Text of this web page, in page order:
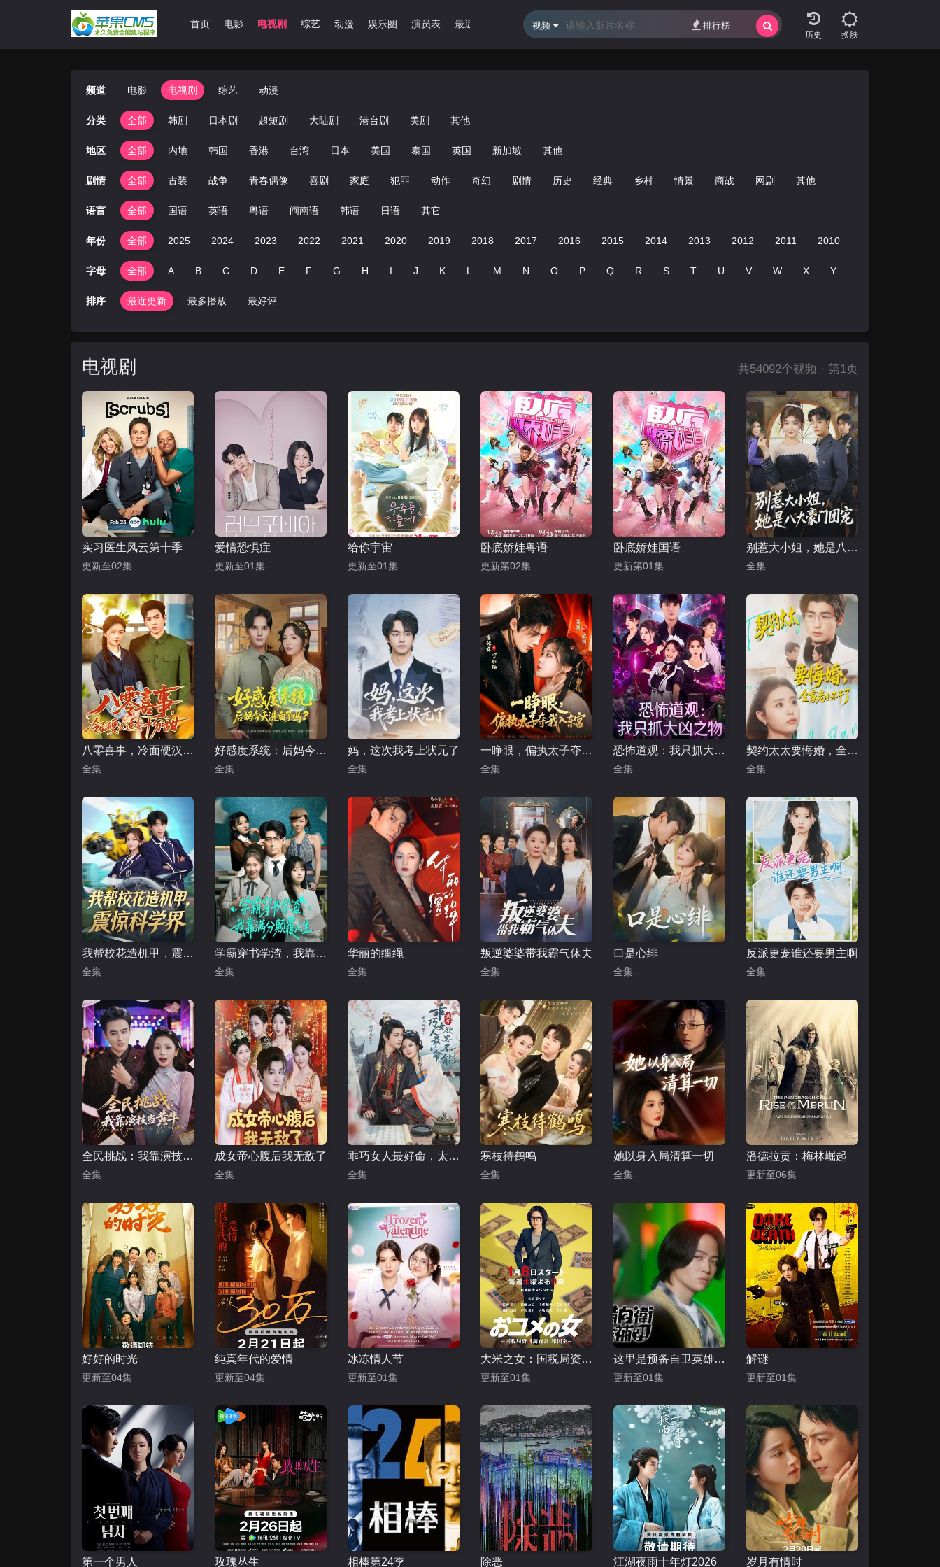
首页 电影 电视剧 综艺 动漫 娱乐圈 演员表 最近更新 排行榜
换肤
视频 排行榜
频道 电影 电视剧 综艺 动漫
分类 全部 韩剧 日本剧 超短剧 大陆剧 港台剧 美剧 其他
地区 全部 内地 韩国 香港 台湾 日本 美国 泰国 英国 新加坡 其他
剧情 全部 古装 战争 青春偶像 喜剧 家庭 犯罪 动作 奇幻 剧情 历史 经典 乡村 情景 商战 网剧 其他
语言 全部 国语 英语 粤语 闽南语 韩语 日语 其它
年份 全部 2025 2024 2023 2022 2021 2020 2019 2018 2017 2016 2015 2014 2013 2012 2011 2010
字母 全部 A B C D E F G H I J K L M N O P Q R S T U V W X Y
排序 最近更新 最多播放 最好评
电视剧 共54092个视频 · 第1页
实习医生风云第十季
更新至02集
爱情恐惧症
更新至01集
给你宇宙
更新至01集
卧底娇娃粤语
更新第02集
卧底娇娃国语
更新第01集
别惹大小姐，她是八大豪门团宠
全集
八零喜事，冷面硬汉追妻十分甜
全集
好感度系统：后妈今天洗白了吗
全集
妈，这次我考上状元了
全集
一睁眼，偏执太子夺我入东宫
全集
恐怖道观：我只抓大凶之物
全集
契约太太要悔婚，全家老小不干了
全集
我帮校花造机甲，震惊科学界
全集
学霸穿书学渣，我靠满分颠覆人生
全集
华丽的缰绳
全集
叛逆婆婆带我霸气休夫
全集
口是心绯
全集
反派更宠谁还要男主啊
全集
全民挑战：我靠演技当黄牛
全集
成女帝心腹后我无敌了
全集
乖巧女人最好命，太子欲罢不能
全集
寒枝待鹤鸣
全集
她以身入局清算一切
全集
潘德拉贡：梅林崛起
更新至06集
好好的时光
更新至04集
纯真年代的爱情
更新至04集
冰冻情人节
更新至01集
大米之女：国税局资料调查课·杂国室
更新至01集
这里是预备自卫英雄补？！
更新至01集
解谜
更新至01集
第一个男人 玫瑰丛生 相棒第24季 除恶 江湖夜雨十年灯2026 岁月有情时